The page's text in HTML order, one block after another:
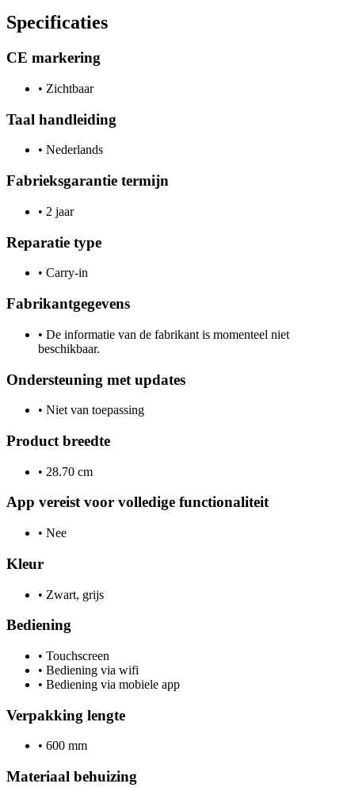
Specificaties
CE markering
• Zichtbaar
Taal handleiding
• Nederlands
Fabrieksgarantie termijn
• 2 jaar
Reparatie type
• Carry-in
Fabrikantgegevens
• De informatie van de fabrikant is momenteel niet
beschikbaar.
Ondersteuning met updates
• Niet van toepassing
Product breedte
• 28.70 cm
App vereist voor volledige functionaliteit
• Nee
Kleur
• Zwart, grijs
Bediening
• Touchscreen
• Bediening via wifi
• Bediening via mobiele app
Verpakking lengte
• 600 mm
Materiaal behuizing